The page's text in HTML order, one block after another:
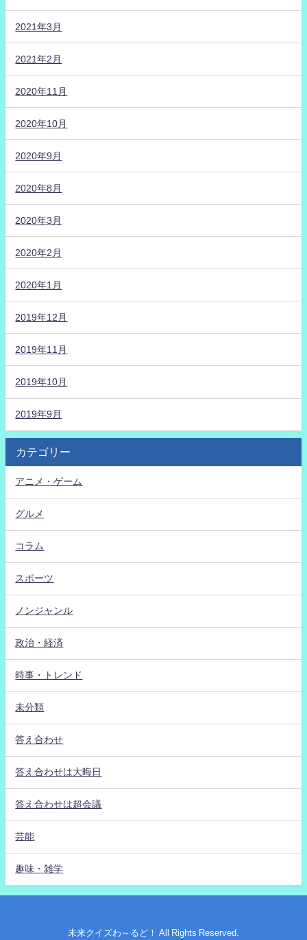
2021年3月
2021年2月
2020年11月
2020年10月
2020年9月
2020年8月
2020年3月
2020年2月
2020年1月
2019年12月
2019年11月
2019年10月
2019年9月
カテゴリー
アニメ・ゲーム
グルメ
コラム
スポーツ
ノンジャンル
政治・経済
時事・トレンド
未分類
答え合わせ
答え合わせは大晦日
答え合わせは超会議
芸能
趣味・雑学
未来クイズわ～るど！ All Rights Reserved.